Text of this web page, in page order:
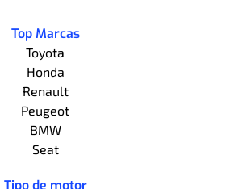
Top Marcas
Toyota
Honda
Renault
Peugeot
BMW
Seat
Tipo de motor